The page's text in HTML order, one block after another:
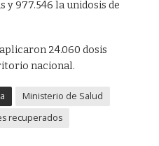
977.546 la unidosis de
24.060 dosis
nacional.
Ministerio de Salud
recuperados